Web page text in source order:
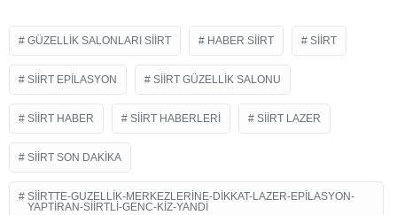
GÜZELLIK SALONLARI SIIRT HABER SIIRT SIIRT
SIIRT EPILASYON SIIRT GÜZELLIK SALONU
SIIRT HABER SIIRT HABERLERI SIIRT LAZER
SIIRT SON DAKIKA
SIIRTTE-GUZELLIK-MERKEZLERINE-DIKKAT-LAZER-EPILASYON-
YAPTIRAN-SIIRTLI-GENC-KIZ-YANDI